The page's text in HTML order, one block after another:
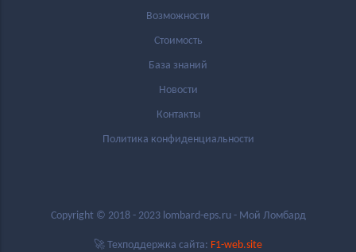
Возможности
Стоимость
База знаний
Новости
Контакты
Политика конфиденциальности
Copyright © 2018 - 2023 lombard-eps.ru - Мой Ломбард
🚀 Техподдержка сайта: F1-web.site